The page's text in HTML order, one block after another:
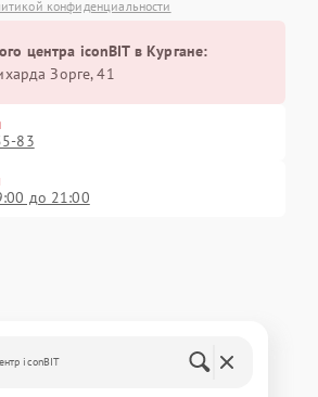
конфиденциальности
центра iconBIT в Кургане:
Зорге, 41
83
до 21:00
iconBIT